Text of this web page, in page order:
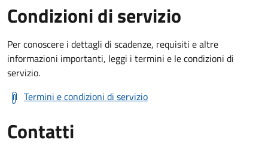
Condizioni di servizio
Per conoscere i dettagli di scadenze, requisiti e altre
informazioni importanti, leggi i termini e le condizioni di
servizio.
Termini e condizioni di servizio
Contatti